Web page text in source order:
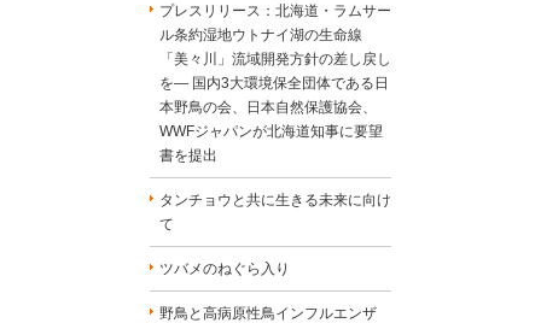
プレスリリース：北海道・ラムサー
ル条約湿地ウトナイ湖の生命線
「美々川」流域開発方針の差し戻し
を― 国内3大環境保全団体である日
本野鳥の会、日本自然保護協会、
WWFジャパンが北海道知事に要望
書を提出
タンチョウと共に生きる未来に向け
て
ツバメのねぐら入り
野鳥と高病原性鳥インフルエンザ